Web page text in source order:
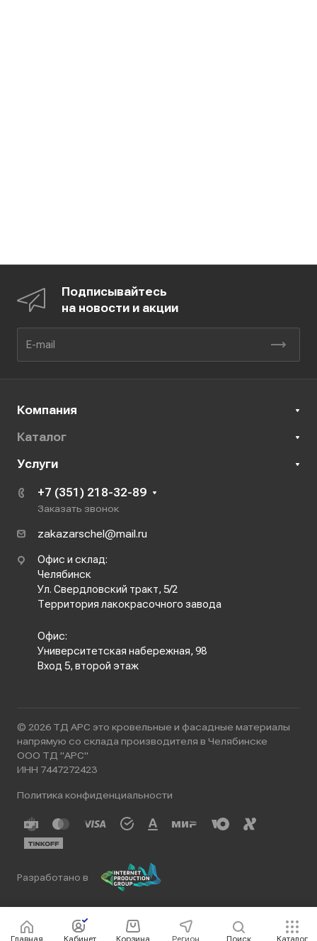
Подписывайтесь
на новости и акции
Компания
Каталог
Услуги
+7 (351) 218-32-89
Заказать звонок
zakazarschel@mail.ru
Офис и склад:
Челябинск
Ул. Свердловский тракт, 5/2
Территория лакокрасочного завода
Офис:
Университетская набережная, 98
Вход 5, второй этаж
© 2026 ТД АРС это кровельные и фасадные материалы
напрямую со склада производителя в Челябинске
ООО ТД "АРС"
ИНН 7447272423
Политика конфиденциальности
Разработано в